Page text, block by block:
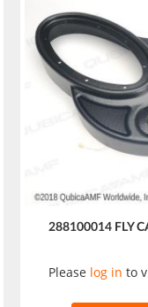
288100014 FLY
Please log in to